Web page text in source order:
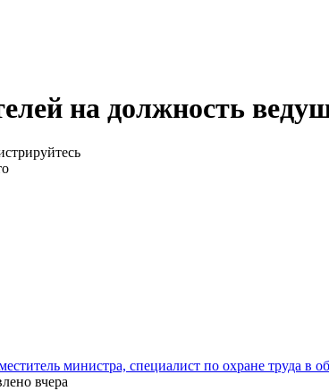
на должность
министра, специалист по охране труда в
вчера